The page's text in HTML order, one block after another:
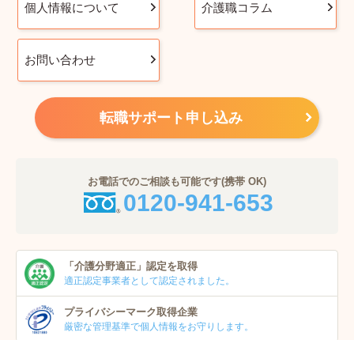
個人情報について 介護職コラム
お問い合わせ
転職サポート申し込み
お電話でのご相談も可能です(携帯 OK)
0120-941-653
「介護分野適正」 認定を取得
適正認定事業者として認定されました。
プライバシーマーク取得企業
厳密な管理基準で個人情報をお守りします。